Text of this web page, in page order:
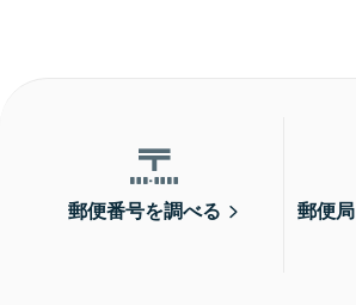
郵便番号を調べる
郵便